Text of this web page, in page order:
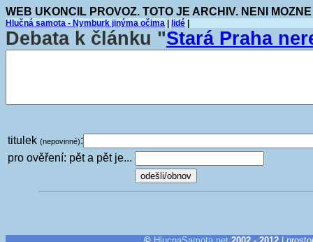
WEB UKONCIL PROVOZ. TOTO JE ARCHIV. NENI
Hlučná samota - Nymburk jinýma očima lidé
Debata k článku "Stará Praha
titulek (nepovinné):
pro ověření: pět a pět je...